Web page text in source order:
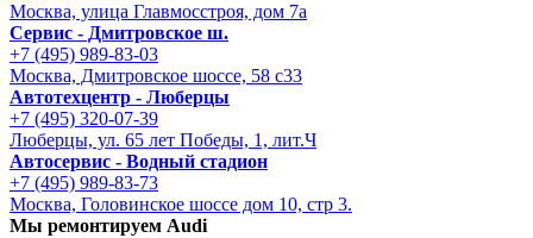
Москва, улица Главмосстроя, дом 7а
Сервис - Дмитровское ш.
+7 (495) 989-83-03
Москва, Дмитровское шоссе, 58 с33
Автотехцентр - Люберцы
+7 (495) 320-07-39
Люберцы, ул. 65 лет Победы, 1, лит.Ч
Автосервис - Водный стадион
+7 (495) 989-83-73
Москва, Головинское шоссе дом 10, стр 3.
Мы ремонтируем Audi